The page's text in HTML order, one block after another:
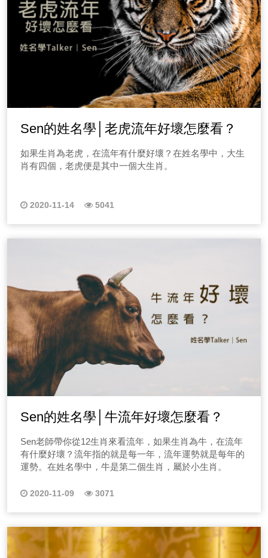
Sen的姓名學│老虎流年好壞怎麼看？
如果生肖為老虎，在流年有什麼好壞？在姓名學中，大生
肖有四個，老虎便是其中一個大生肖。
2020-11-14 5041
Sen的姓名學│牛流年好壞怎麼看？
Sen老師帶你從12生肖來看流年，如果生肖為牛，在流年
有什麼好壞？流年指的就是每一年，流年運勢就是每年的
運勢。在姓名學中，牛是第二個生肖，屬於小生肖。
2020-11-09 3071